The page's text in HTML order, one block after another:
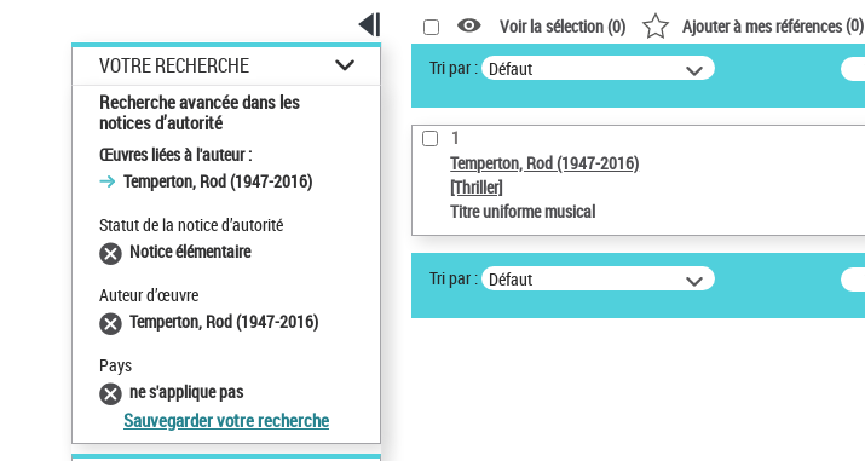
VOTRE RECHERCHE
Recherche avancée dans les
notices d’autorité
Œuvres liées à l'auteur :
Temperton, Rod (1947-2016)
Statut de la notice d’autorité
Notice élémentaire
Auteur d’œuvre
Temperton, Rod (1947-2016)
Pays
ne s'applique pas
Sauvegarder votre recherche
Voir la sélection (0) Ajouter à mes références(0)
Tri par : Défaut
1
Temperton, Rod (1947-2016)
[Thriller]
Titre uniforme musical
Tri par : Défaut